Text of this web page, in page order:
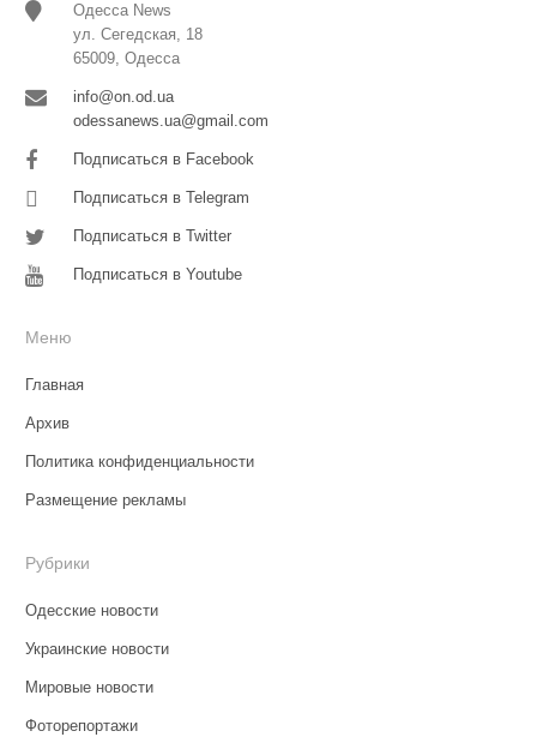
Одесса News
ул. Сегедская, 18
65009, Одесса
info@on.od.ua
odessanews.ua@gmail.com
Подписаться в Facebook
Подписаться в Telegram
Подписаться в Twitter
Подписаться в Youtube
Меню
Главная
Архив
Политика конфиденциальности
Размещение рекламы
Рубрики
Одесские новости
Украинские новости
Мировые новости
Фоторепортажи